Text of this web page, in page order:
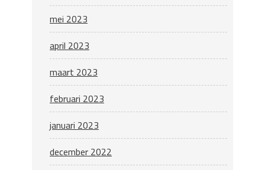
mei 2023
april 2023
maart 2023
februari 2023
januari 2023
december 2022